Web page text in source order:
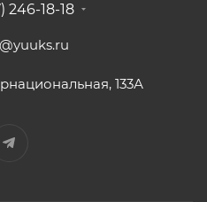
246-18-18
133А